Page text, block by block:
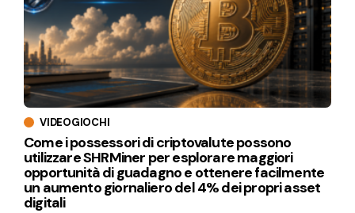
VIDEOGIOCHI
Come i possessori di criptovalute possono
utilizzare SHRMiner per esplorare maggiori
opportunità di guadagno e ottenere facilmente
un aumento giornaliero del 4% dei propri asset
digitali